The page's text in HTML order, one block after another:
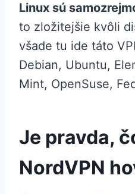
Linux sú
to zložitejšie kvôli
všade tu ide táto
Debian, Ubuntu,
Mint, OpenSuse,
Je pravda,
NordVPN